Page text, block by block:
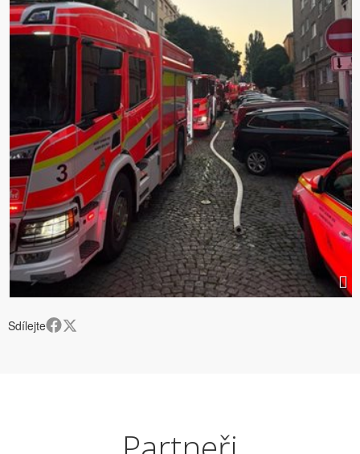
Sdílejte